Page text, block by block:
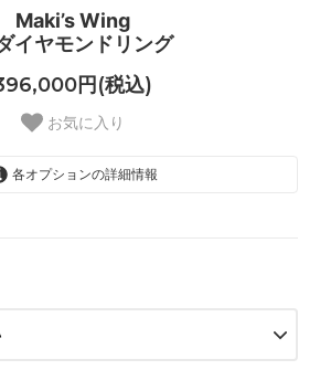
Maki’s Wing
イヤモンドリング
円(税込)
お気に入り
各オプションの詳細情報